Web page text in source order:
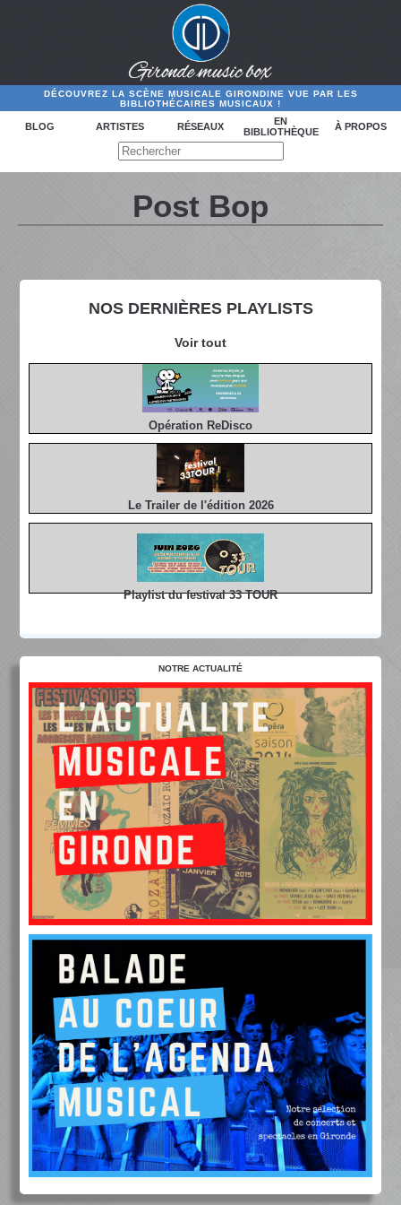
DÉCOUVREZ LA SCÈNE MUSICALE GIRONDINE VUE PAR LES
BIBLIOTHÉCAIRES MUSICAUX !
BLOG ARTISTES RÉSEAUX
EN
BIBLIOTHÈQUE
À PROPOS
NOS DERNIÈRES PLAYLISTS
Voir tout
Opération ReDisco
Le Trailer de l'édition 2026
Playlist du festival 33 TOUR
Post Bop
NOTRE ACTUALITÉ